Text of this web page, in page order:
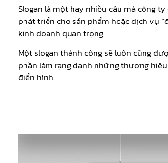
Slogan là một hay nhiều câu mà công
phát triển cho sản phẩm hoặc dịch vụ
kinh doanh quan trọng.
Một slogan thành công sẽ luôn cũng
phần làm rạng danh những thương
điển hình.